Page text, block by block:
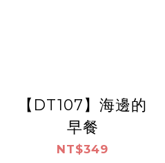
【DT107】海邊的
早餐
NT$349